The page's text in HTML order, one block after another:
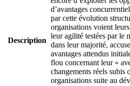
Description
d’avantages
par cette évolution
organisations voient
leur agilité testées par le
dans leur majorité,
avantages attendus
flou concernant leur «
changements réels subis
organisations suite au